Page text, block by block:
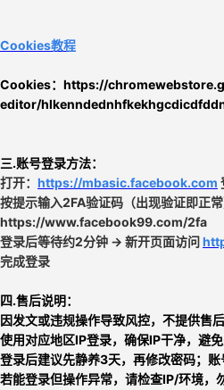
Cookies教程
Cookies：https://
editor/
三.账号登录方法：
打开： https://mbasic.facebook.com
按提示输入2FA验证码（出现验证即正常
https://www.facebook99.com/2fa
登录后等待约2分钟 → 新开页面访问
完成登录
四.售后说明：
因发文或违规操作导致风控，不提供售后
使用对应地区IP登录，确保IP干净，避
登录后建议先静养3天，再修改密码；
若能登录但操作异常，请检查IP/环境，